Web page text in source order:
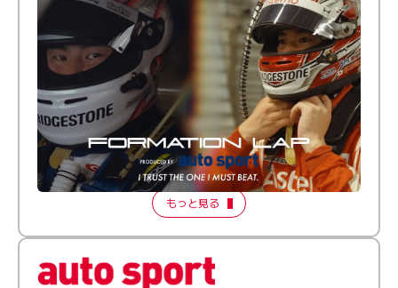
倒す相手を、信じてる。小林利徠斗 × 野村勇斗
【FORMATION LAP Produced by auto sport】
2026 Episode 2
もっと見る